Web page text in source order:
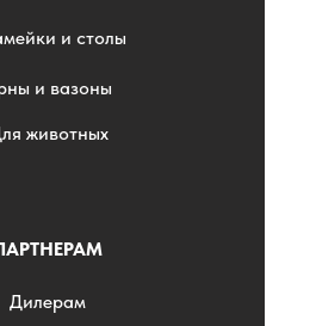
Дилерам
и столы
и вазоны
животных